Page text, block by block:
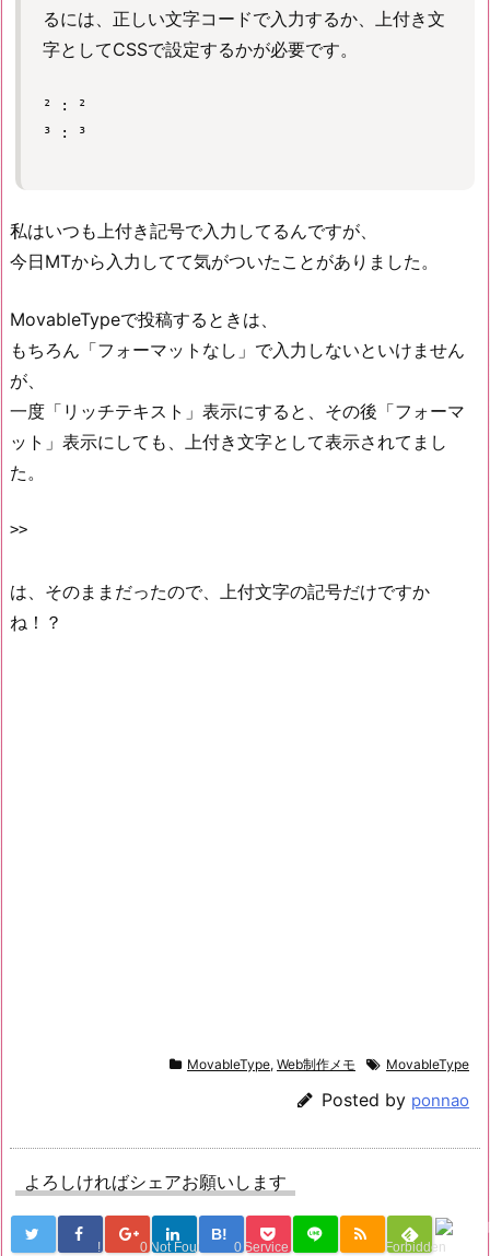
るには、正しい文字コードで入力するか、上付き文
字としてCSSで設定するかが必要です。
² : ²
私はいつも上付き記号で入力してるんですが、
今日MTから入力してて気がついたことがありました。
MovableTypeで投稿するときは、
もちろん「フォーマットなし」で入力しないといけません
が、
一度「リッチテキスト」表示にすると、その後「フォーマ
ット」表示にしても、上付き文字として表示されてまし
た。
は、そのままだったので、上付文字の記号だけですか
ね！？
MovableType, Web制作メモ MovableType
Posted by ponnao
よろしければシェアお願いします
! 0 Not Found
B!
0 Service Una Forbidden